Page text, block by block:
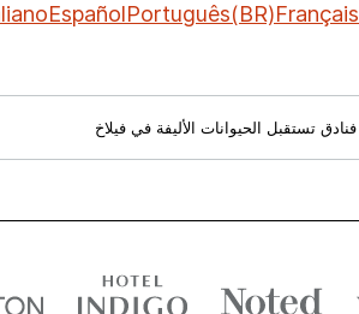
Français
Português(BR)
Español
فنادق تستقبل الحيوانات الأليفة في فيلاخ